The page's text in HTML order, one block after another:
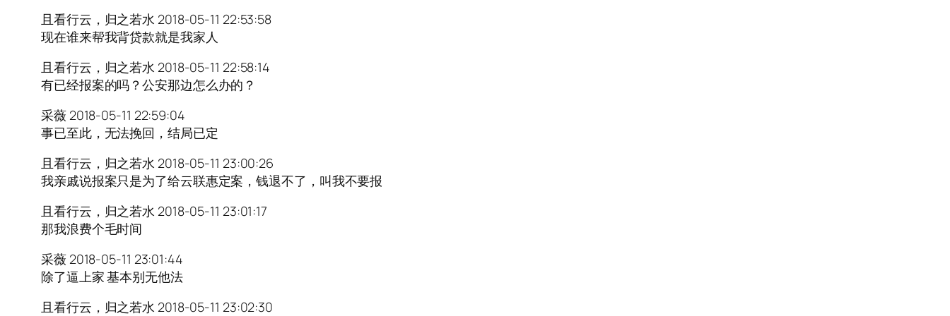
且看行云，归之若水 2018-05-11 22:53:58
现在谁来帮我背贷款就是我家人
且看行云，归之若水 2018-05-11 22:58:14
有已经报案的吗？公安那边怎么办的？
采薇 2018-05-11 22:59:04
事已至此，无法挽回，结局已定
且看行云，归之若水 2018-05-11 23:00:26
我亲戚说报案只是为了给云联惠定案，钱退不了，叫我不要报
且看行云，归之若水 2018-05-11 23:01:17
那我浪费个毛时间
采薇 2018-05-11 23:01:44
除了逼上家 基本别无他法
且看行云，归之若水 2018-05-11 23:02:30